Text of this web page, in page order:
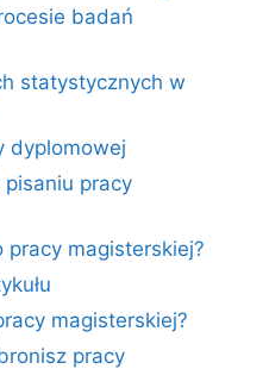
badań
statystycznych w
dyplomowej
pracy
magisterskiej?
magisterskiej?
pracy